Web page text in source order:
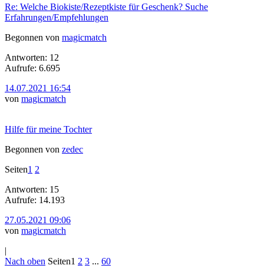
Re: Welche Biokiste/Rezeptkiste für Geschenk? Suche
Erfahrungen/Empfehlungen
Begonnen von magicmatch
Antworten: 12
Aufrufe: 6.695
14.07.2021 16:54
von magicmatch
Hilfe für meine Tochter
Begonnen von zedec
Seiten1 2
Antworten: 15
Aufrufe: 14.193
27.05.2021 09:06
von magicmatch
|
Nach oben Seiten1 2 3 ... 60